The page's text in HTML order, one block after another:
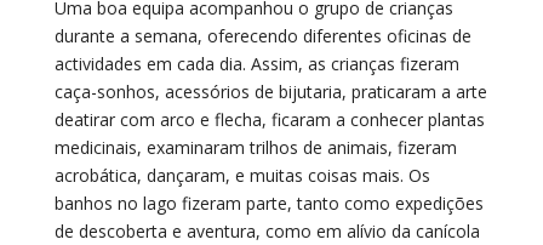
Uma boa equipa acompanhou o grupo de crianças
durante a semana, oferecendo diferentes oficinas de
actividades em cada dia. Assim, as crianças fizeram
caça-sonhos, acessórios de bijutaria, praticaram a arte
deatirar com arco e flecha, ficaram a conhecer plantas
medicinais, examinaram trilhos de animais, fizeram
acrobática, dançaram, e muitas coisas mais. Os
banhos no lago fizeram parte, tanto como expedições
de descoberta e aventura, como em alívio da canícola